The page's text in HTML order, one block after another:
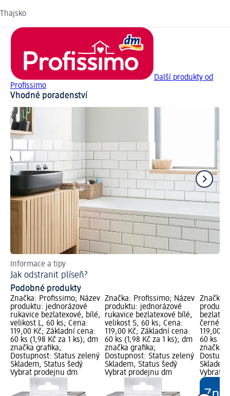
Thajsko
Další produkty od
Profissimo
Vhodné poradenství
Informace a tipy
Jak odstranit plíseň?
Podobné produkty
Značka: Profissimo; Název
produktu: jednorázové
rukavice bezlatexové, bílé,
velikost L, 60 ks; Cena:
119,00 Kč; Základní cena:
60 ks (1,98 Kč za 1 ks); dm
značka grafika;
Dostupnost: Status zelený
Skladem, Status šedý
Vybrat prodejnu dm
Značka: Profissimo; Název
produktu: jednorázové
rukavice bezlatexové bílé,
velikost S, 60 ks; Cena:
119,00 Kč; Základní cena:
60 ks (1,98 Kč za 1 ks); dm
značka grafika;
Dostupnost: Status zelený
Skladem, Status šedý
Vybrat prodejnu dm
Značka:
černé,
119,00
60 ks
značka
Vybrat